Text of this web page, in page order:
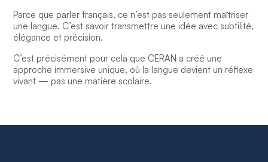
Parce que parler français, ce n’est pas seulement maîtriser
une langue. C’est savoir transmettre une idée avec subtilité,
élégance et précision.
C’est précisément pour cela que CERAN a créé une
approche immersive unique, où la langue devient un réflexe
vivant — pas une matière scolaire.